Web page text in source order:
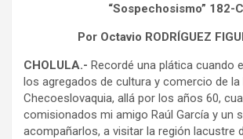
“Sospechosismo” 182-C
Por Octavio RODRÍGUEZ
CHOLULA.- Recordé una plática cuando
los agregados de cultura y comercio de la
Checoeslovaquia, allá por los años 60,
comisionados mi amigo Raúl García y un
acompañarlos, a visitar la región lacustre